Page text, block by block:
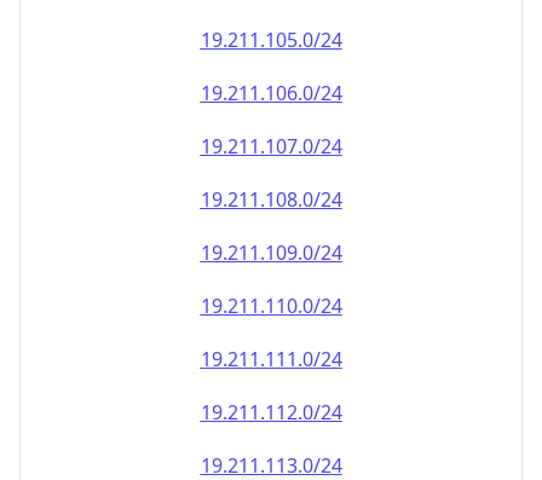
19.211.105.0/24
19.211.106.0/24
19.211.107.0/24
19.211.108.0/24
19.211.109.0/24
19.211.110.0/24
19.211.111.0/24
19.211.112.0/24
19.211.113.0/24